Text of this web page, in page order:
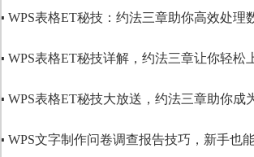
▪ WPS表格ET秘技：约法三章助你高效处理
▪ WPS表格ET秘技详解，约法三章让你轻松
▪ WPS表格ET秘技大放送，约法三章助你成
▪ WPS文字制作问卷调查报告技巧，新手也